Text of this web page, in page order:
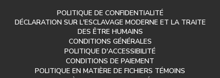
POLITIQUE DE CONFIDENTIALITÉ
DÉCLARATION SUR L'ESCLAVAGE MODERNE ET LA TRAITE
DES ÊTRE HUMAINS
CONDITIONS GÉNÉRALES
POLITIQUE D'ACCESSIBILITÉ
CONDITIONS DE PAIEMENT
POLITIQUE EN MATIÈRE DE FICHIERS TÉMOINS